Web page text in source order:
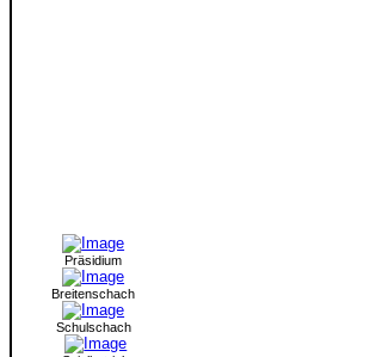
Präsidium
Breitenschach
Schulschach